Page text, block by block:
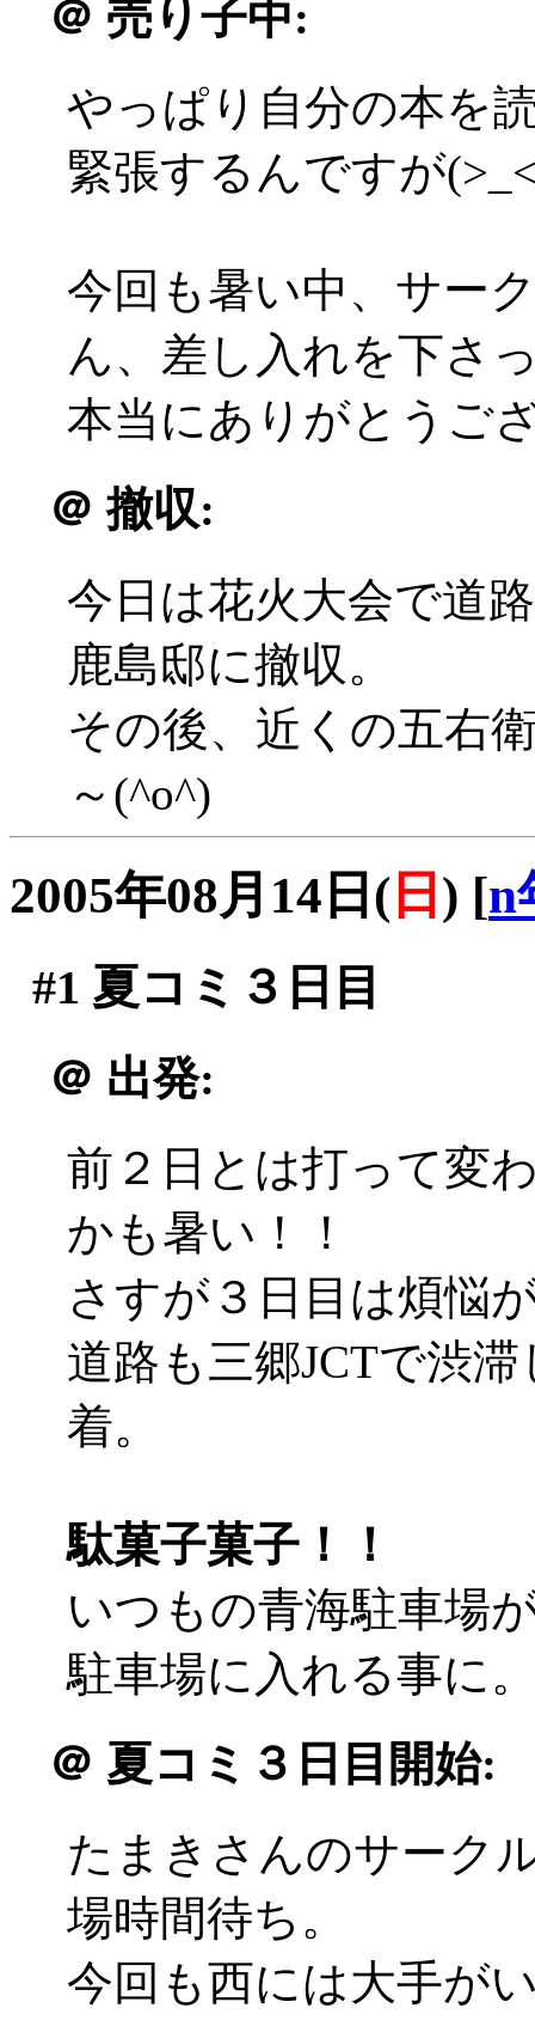
＠ 売り子中:
やっぱり自分の本を
緊張するんですが
今回も暑い中、サー
ん、差し入れを下さ
本当にありがとうご
＠ 撤収:
今日は花火大会で道
鹿島邸に撤収。
その後、近くの五右
～(^o^)
2005年08月14日( 日 ) [n
#1 夏コミ３日目
＠ 出発:
前２日とは打って変
かも暑い！！
さすが３日目は煩悩
道路も三郷JCTで渋
着。
駄菓子菓子！！
いつもの青海駐車場
駐車場に入れる事に
＠ 夏コミ３日目開始:
たまきさんのサーク
場時間待ち。
今回も西には大手が